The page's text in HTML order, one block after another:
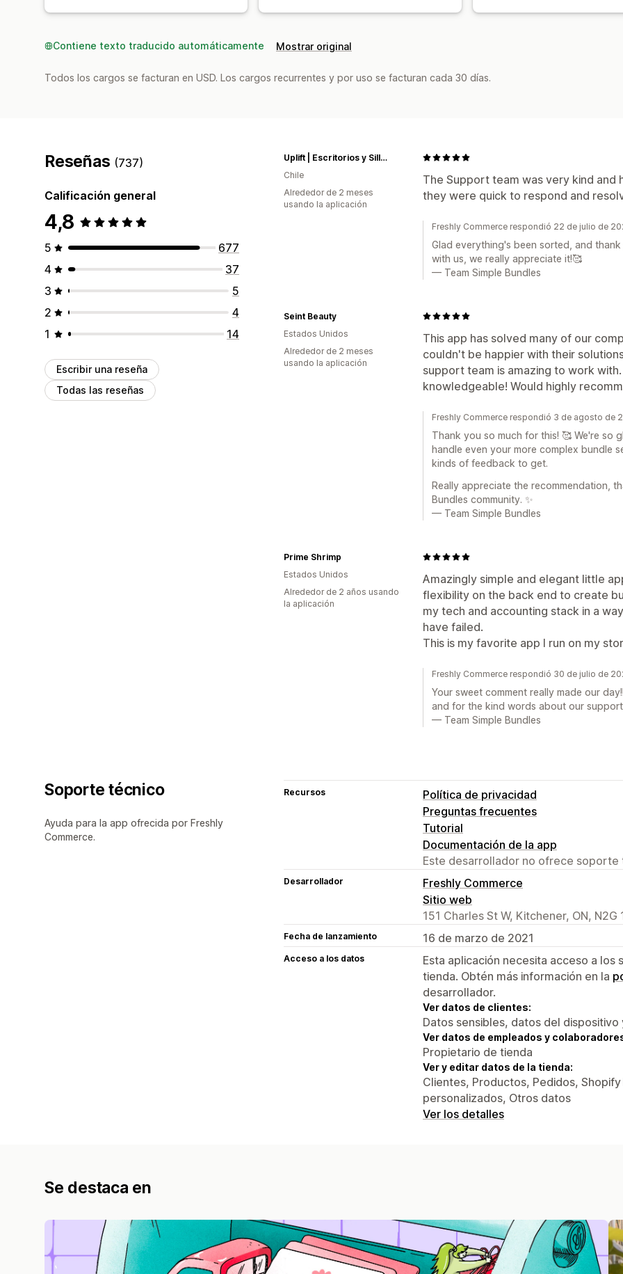
Contiene texto traducido automáticamente Mostrar original
Todos los cargos se facturan en USD. Los cargos recurrentes y por uso se facturan cada 30 días.
Reseñas (737)
Calificación general
4,8
5
677
4
37
3
5
2
4
1
14
Escribir una reseña
Todas las reseñas
The Support team was very kind and
they were quick to respond and
Uplift | Escritorios y Sillas ergonómicas
Chile
Alrededor de 2 meses
usando la aplicación
Freshly Commerce respondió 22 de julio de
Glad everything's been sorted, and
with us, we really appreciate it!🥰
— Team Simple Bundles
This app has solved many of our
couldn't be happier with their
support team is amazing to work
knowledgeable! Would highly
Seint Beauty
Estados Unidos
Alrededor de 2 meses
usando la aplicación
Freshly Commerce respondió 3 de agosto de
Thank you so much for this! 🥰 We're so
handle even your more complex bundle
kinds of feedback to get.
Really appreciate the recommendation,
Bundles community. ✨
— Team Simple Bundles
Amazingly simple and elegant little
flexibility on the back end to create
my tech and accounting stack in a
have failed.
This is my favorite app I run on my
Prime Shrimp
Estados Unidos
Alrededor de 2 años usando
la aplicación
Freshly Commerce respondió 30 de julio de
Your sweet comment really made our
and for the kind words about our
— Team Simple Bundles
Soporte técnico
Ayuda para la app ofrecida por Freshly
Commerce.
Recursos
Política de privacidad
Preguntas frecuentes
Tutorial
Documentación de la app
Este desarrollador no ofrece soporte
Desarrollador
Freshly Commerce
Sitio web
151 Charles St W, Kitchener, ON, N2G
Fecha de lanzamiento 16 de marzo de 2021
Acceso a los datos
Esta aplicación necesita acceso a los
tienda. Obtén más información en la
desarrollador.
Ver datos de clientes:
Datos sensibles, datos del dispositivo
Ver datos de empleados y
Propietario de tienda
Ver y editar datos de la tienda:
Clientes, Productos, Pedidos,
personalizados, Otros datos
Ver los detalles
Se destaca en